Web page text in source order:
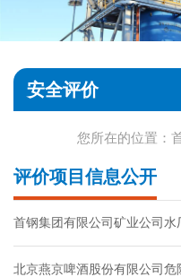
安全评价
您所在的位置：
评价项目信息公开
首钢集团有限公司矿业公司水
北京燕京啤酒股份有限公司